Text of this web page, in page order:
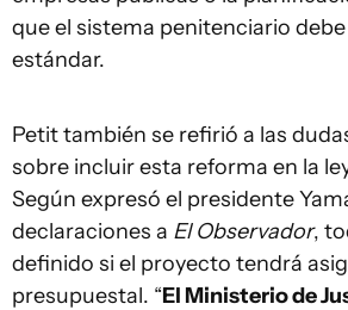
que el sistema penitenciario
estándar.
Petit también se refirió a las
sobre incluir esta reforma en la
Según expresó el presidente
declaraciones a El Observador,
definido si el proyecto tendrá
presupuestal. “El Ministerio de